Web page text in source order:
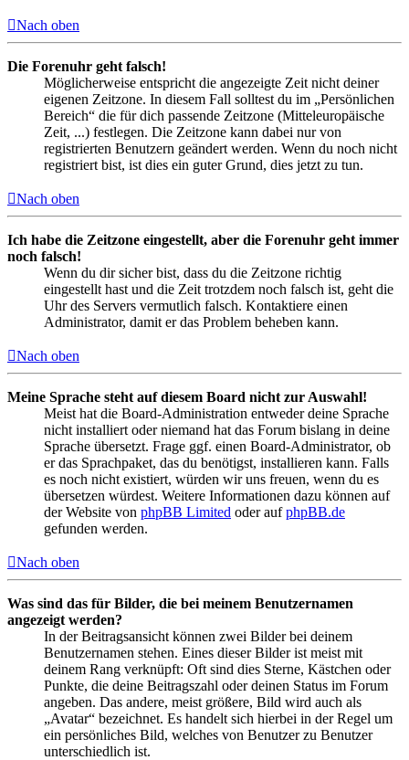
Nach oben
Die Forenuhr geht falsch!
Möglicherweise entspricht die angezeigte Zeit nicht deiner
eigenen Zeitzone. In diesem Fall solltest du im „Persönlichen
Bereich“ die für dich passende Zeitzone (Mitteleuropäische
Zeit, ...) festlegen. Die Zeitzone kann dabei nur von
registrierten Benutzern geändert werden. Wenn du noch nicht
registriert bist, ist dies ein guter Grund, dies jetzt zu tun.
Nach oben
Ich habe die Zeitzone eingestellt, aber die Forenuhr geht immer
noch falsch!
Wenn du dir sicher bist, dass du die Zeitzone richtig
eingestellt hast und die Zeit trotzdem noch falsch ist, geht die
Uhr des Servers vermutlich falsch. Kontaktiere einen
Administrator, damit er das Problem beheben kann.
Nach oben
Meine Sprache steht auf diesem Board nicht zur Auswahl!
Meist hat die Board-Administration entweder deine Sprache
nicht installiert oder niemand hat das Forum bislang in deine
Sprache übersetzt. Frage ggf. einen Board-Administrator, ob
er das Sprachpaket, das du benötigst, installieren kann. Falls
es noch nicht existiert, würden wir uns freuen, wenn du es
übersetzen würdest. Weitere Informationen dazu können auf
der Website von phpBB Limited oder aufphpBB.de
gefunden werden.
Nach oben
Was sind das für Bilder, die bei meinem Benutzernamen
angezeigt werden?
In der Beitragsansicht können zwei Bilder bei deinem
Benutzernamen stehen. Eines dieser Bilder ist meist mit
deinem Rang verknüpft: Oft sind dies Sterne, Kästchen oder
Punkte, die deine Beitragszahl oder deinen Status im Forum
angeben. Das andere, meist größere, Bild wird auch als
„Avatar“ bezeichnet. Es handelt sich hierbei in der Regel um
ein persönliches Bild, welches von Benutzer zu Benutzer
unterschiedlich ist.